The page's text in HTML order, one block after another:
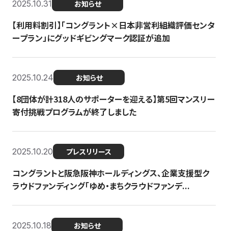
2025.10.31 お知らせ
【利用料割引】「コングラント×日本非営利組織評価センタ
ープラン」にグッドギビングマーク認証が追加
2025.10.24 お知らせ
【8団体が計318人のサポーターを迎える】​​第5回マンスリー
寄付挑戦プログラムが終了しました
2025.10.20 プレスリリース
コングラントと阪急阪神ホールディングス、企業支援型ク
ラウドファンディング「ゆめ・まちクラウドファンデ...
2025.10.18 お知らせ